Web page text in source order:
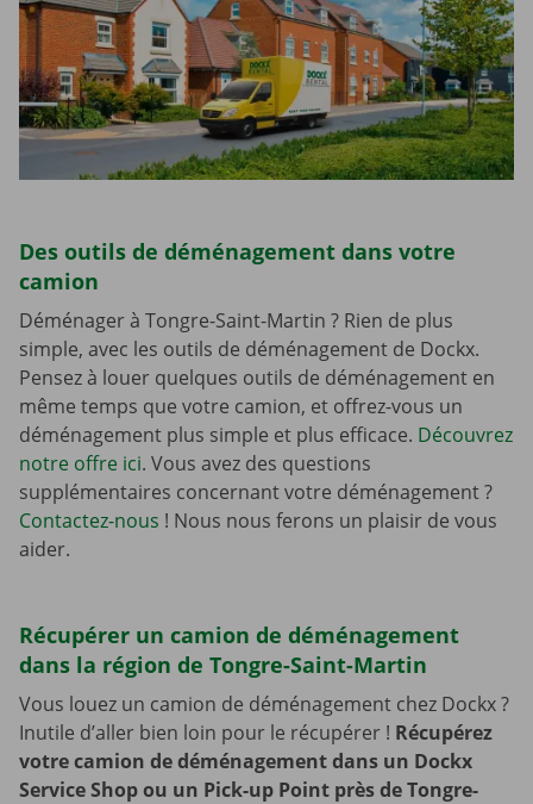
Des outils de déménagement dans votre
camion
Déménager à Tongre-Saint-Martin ? Rien de plus
simple, avec les outils de déménagement de Dockx.
Pensez à louer quelques outils de déménagement en
même temps que votre camion, et offrez-vous un
déménagement plus simple et plus efficace. Découvrez
notre offre ici. Vous avez des questions
supplémentaires concernant votre déménagement ?
Contactez-nous ! Nous nous ferons un plaisir de vous
aider.
Récupérer un camion de déménagement
dans la région de Tongre-Saint-Martin
Vous louez un camion de déménagement chez Dockx ?
Inutile d’aller bien loin pour le récupérer ! Récupérez
votre camion de déménagement dans un Dockx
Service Shop ou un Pick-up Point près de Tongre-